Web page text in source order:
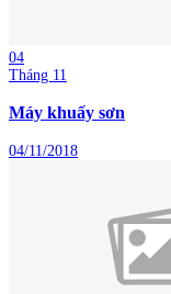
04
Tháng 11
Máy khuấy sơn
04/11/2018